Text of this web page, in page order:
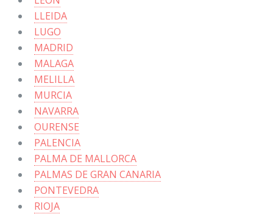
LLEIDA
LUGO
MADRID
MALAGA
MELILLA
MURCIA
NAVARRA
OURENSE
PALENCIA
PALMA DE MALLORCA
PALMAS DE GRAN CANARIA
PONTEVEDRA
RIOJA